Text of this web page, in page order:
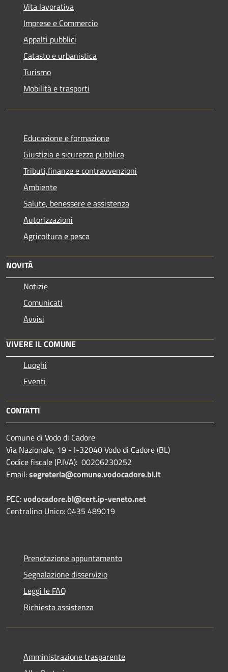
Vita lavorativa
Imprese e Commercio
Appalti pubblici
Catasto e urbanistica
Turismo
Mobilità e trasporti
Educazione e formazione
Giustizia e sicurezza pubblica
Tributi,finanze e contravvenzioni
Ambiente
Salute, benessere e assistenza
Autorizzazioni
Agricoltura e pesca
NOVITÀ
Notizie
Comunicati
Avvisi
VIVERE IL COMUNE
Luoghi
Eventi
CONTATTI
Comune di Vodo di Cadore
Via Nazionale, 19 - I-32040 Vodo di Cadore (BL)
Codice fiscale (P.IVA): 00206230252
Email:segreteria@comune.vodocadore.bl.it
PEC:vodocadore.bl@cert.ip-veneto.net
Centralino Unico: 0435 489019
Prenotazione appuntamento
Segnalazione disservizio
Leggi le FAQ
Richiesta assistenza
Amministrazione trasparente